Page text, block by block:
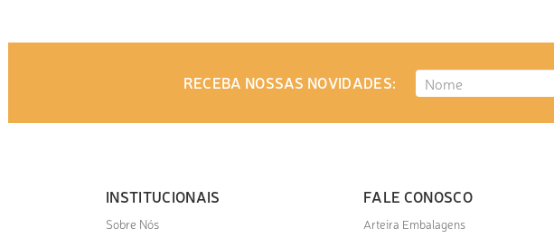
RECEBA NOSSAS NOVIDADES:
INSTITUCIONAIS
Sobre Nós
FALE CONOSCO
Arteira Embalagens